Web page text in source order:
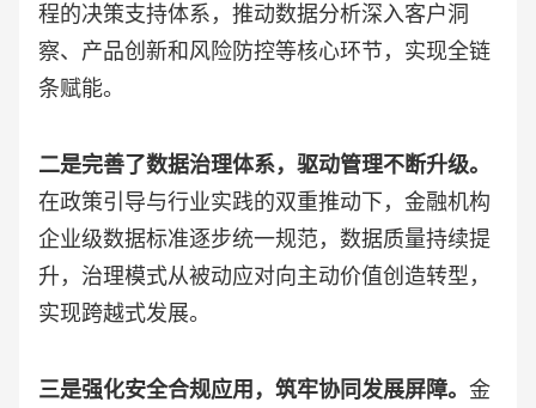
程的决策支持体系，推动数据分析深入客户洞
察、产品创新和风险防控等核心环节，实现全链
条赋能。
二是完善了数据治理体系，驱动管理不断升级。
在政策引导与行业实践的双重推动下，金融机构
企业级数据标准逐步统一规范，数据质量持续提
升，治理模式从被动应对向主动价值创造转型，
实现跨越式发展。
三是强化安全合规应用，筑牢协同发展屏障。 金